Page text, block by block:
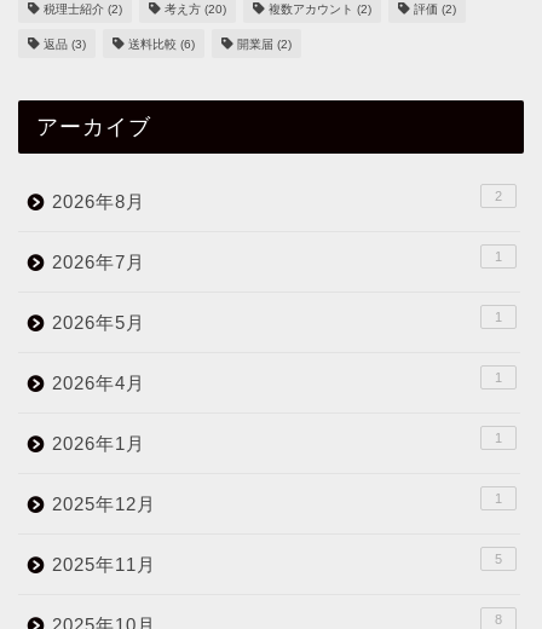
税理士紹介 (2) 考え方 (20) 複数アカウント (2) 評価 (2)
返品 (3) 送料比較 (6) 開業届 (2)
アーカイブ
2026年8月 2
2026年7月 1
2026年5月 1
2026年4月 1
2026年1月 1
2025年12月 1
2025年11月 5
2025年10月 8